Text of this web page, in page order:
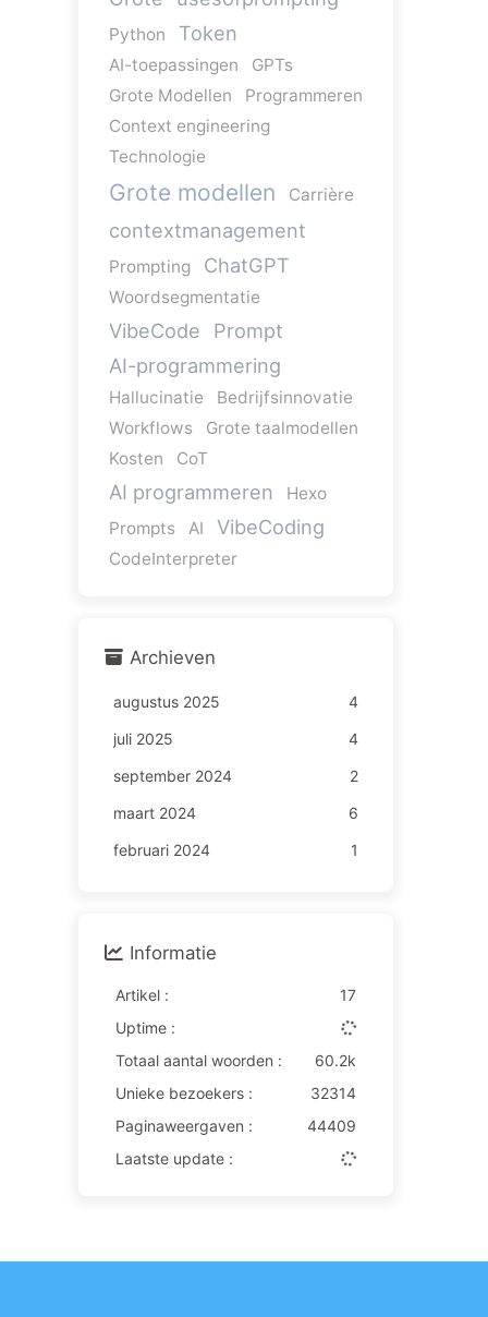
Python Token
AI-toepassingen
GPTs
Grote Modellen
Programmeren
Context engineering
Technologie
Grote modellen Carrière
contextmanagement
Prompting ChatGPT
Woordsegmentatie
VibeCode
Prompt
AI-programmering
Hallucinatie
Bedrijfsinnovatie
Workflows
Grote taalmodellen
Kosten
CoT
AI programmeren
Hexo
Prompts
AI VibeCoding
CodeInterpreter
Archieven
augustus 2025
4
juli 2025
4
september 2024
2
maart 2024
6
februari 2024
1
Informatie
Artikel :
17
Uptime :
Totaal aantal woorden :
60.2k
Unieke bezoekers :
32314
Paginaweergaven :
44409
Laatste update :